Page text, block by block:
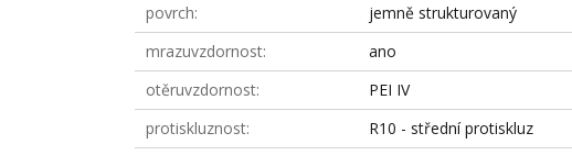
povrch
jemně strukturovaný
mrazuvzdornost
ano
otěruvzdornost
PEI IV
protiskluznost
R10 - střední protiskluz